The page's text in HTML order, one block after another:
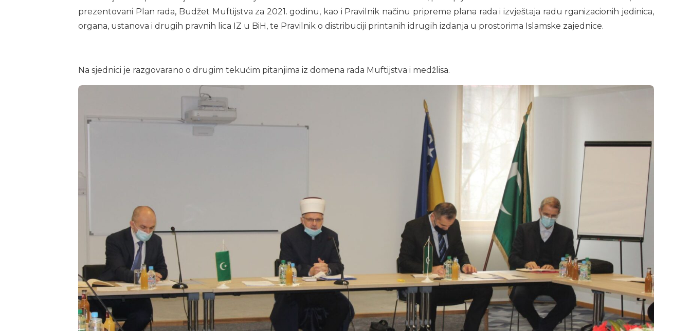
prezentovani Plan rada, Budžet Muftijstva za 2021. godinu, kao i Pravilnik načinu pripreme plana rada i izvještaja radu rganizacionih jedinica,
organa, ustanova i drugih pravnih lica IZ u BiH, te Pravilnik o distribuciji printanih idrugih izdanja u prostorima Islamske zajednice.
Na sjednici je razgovarano o drugim tekućim pitanjima iz domena rada Muftijstva i medžlisa.